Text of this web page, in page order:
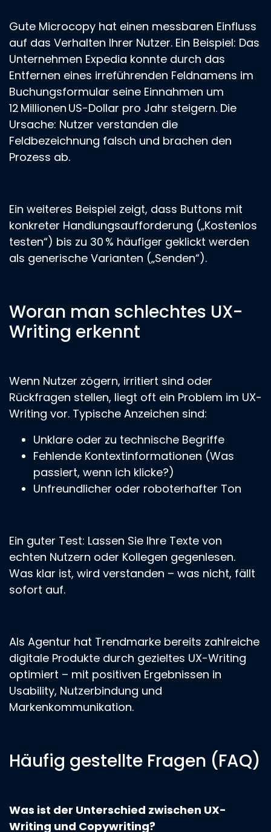
Gute Microcopy hat einen messbaren Einfluss
auf das Verhalten Ihrer Nutzer. Ein Beispiel: Das
Unternehmen Expedia konnte durch das
Entfernen eines irreführenden Feldnamens im
Buchungsformular seine Einnahmen um
12 Millionen US-Dollar pro Jahr steigern. Die
Ursache: Nutzer verstanden die
Feldbezeichnung falsch und brachen den
Prozess ab.
Ein weiteres Beispiel zeigt, dass Buttons mit
konkreter Handlungsaufforderung („Kostenlos
testen“) bis zu 30 % häufiger geklickt werden
als generische Varianten („Senden“).
Woran man schlechtes UX-
Writing erkennt
Wenn Nutzer zögern, irritiert sind oder
Rückfragen stellen, liegt oft ein Problem im UX-
Writing vor. Typische Anzeichen sind:
Unklare oder zu technische Begriffe
Fehlende Kontextinformationen (Was
passiert, wenn ich klicke?)
Unfreundlicher oder roboterhafter Ton
Ein guter Test: Lassen Sie Ihre Texte von
echten Nutzern oder Kollegen gegenlesen.
Was klar ist, wird verstanden – was nicht, fällt
sofort auf.
Als Agentur hat Trendmarke bereits zahlreiche
digitale Produkte durch gezieltes UX-Writing
optimiert – mit positiven Ergebnissen in
Usability, Nutzerbindung und
Markenkommunikation.
Häufig gestellte Fragen (FAQ)
Was ist der Unterschied zwischen UX-
Writing und Copywriting?